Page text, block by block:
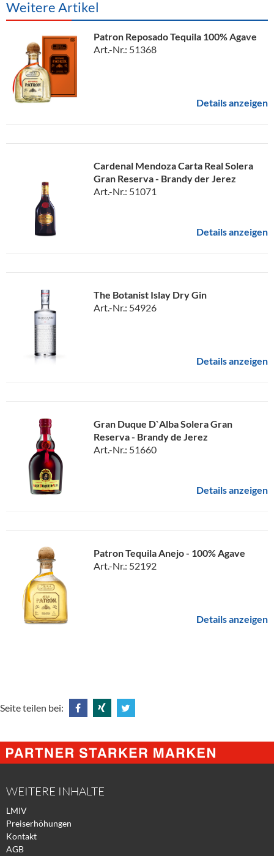
Weitere Artikel
Patron Reposado Tequila 100% Agave
Art.-Nr.: 51368
Details anzeigen
Cardenal Mendoza Carta Real Solera
Gran Reserva - Brandy der Jerez
Art.-Nr.: 51071
Details anzeigen
The Botanist Islay Dry Gin
Art.-Nr.: 54926
Details anzeigen
Gran Duque D`Alba Solera Gran
Reserva - Brandy de Jerez
Art.-Nr.: 51660
Details anzeigen
Patron Tequila Anejo - 100% Agave
Art.-Nr.: 52192
Details anzeigen
Seite teilen bei:
@
Facebook
@
Xing
@
Twitter
WEITERE INHALTE
LMIV
Preiserhöhungen
Kontakt
AGB